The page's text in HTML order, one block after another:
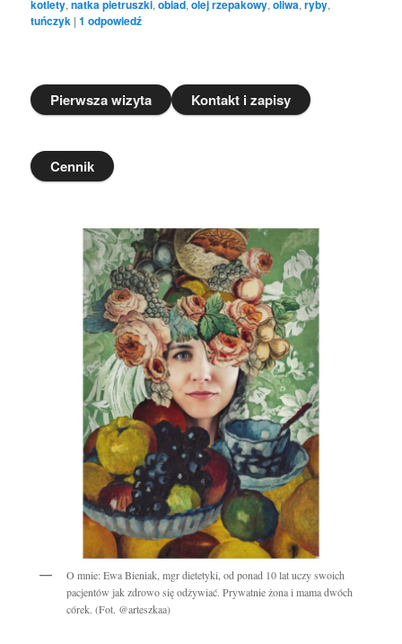
kotlety,natka pietruszki,obiad,olej rzepakowy,oliwa,ryby,
tuńczyk |1 odpowiedź
Pierwsza wizyta Kontakt i zapisy
Cennik
O mnie: Ewa Bieniak, mgr dietetyki, od ponad 10 lat uczy swoich
pacjentów jak zdrowo się odżywiać. Prywatnie żona i mama dwóch
córek. (Fot. @arteszkaa)